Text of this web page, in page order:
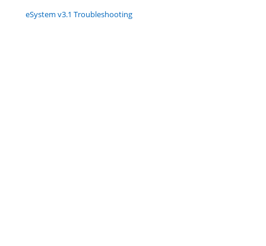
eSystem v3.1 Troubleshooting